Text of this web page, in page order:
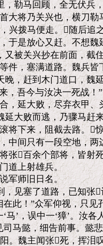
，勒马回顾，全无伏兵
大将乃关兴也，横刀
兴拨马便走。随后追
于是放心又赶。不想
又被关兴抄在前面，截
件，塞满道路。魏兵
，赶到木门道口，魏
，吾今与汝决一死战！
，延大败，尽弃衣甲
延大败而逃，乃骤马赶
将下来，阻截去路。
中间只有一段空地，
张百余个部将，皆射
上射雄兵。
师旧日名。
塞了道路，已知张
此！”众军仰视，只见
马’，误中一‘獐’。汝
马懿，细告前事。懿
。魏主闻张死，挥泪